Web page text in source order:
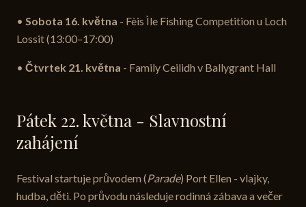
• Sobota 16. května - Fèis Ìle Fishing Competition u Loch
Lossit (13:00–17:00)
• Čtvrtek 21. května - Family Ceilidh v Ballygrant Hall
Pátek 22. května - Slavnostní
zahájení
Festival startuje průvodem (Parade) Port Ellen - vlajky,
hudba, děti. Po průvodu následuje rodinná zábava a večer